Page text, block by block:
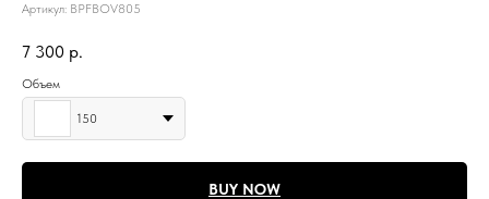
Артикул: BPFBOV805
7 300 р.
Объем
150
BUY NOW